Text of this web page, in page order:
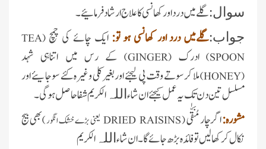
سوال:گلے میں درد اور کھانسی کا علاج ارشاد فرمائیے ۔
جواب:گلےمیں درد اور کھانسی ہو تو: ایک چائے کی چمچ (
TEA
SPOON
)ادرک (
GINGER
)کے رس میں اتناہی شہد
(
HONEY
)ملا کر سوتے وقت پی لیجئے اور بغیر کلی وغیرہ کئے سو جایئے اور
مسلسل تین دن تک یہ عمل کیجئے ان شاءاللہ الکریم شفا حاصل ہوگی۔
مشورہ:اگر چار مُنَقّٰی(
DRIED RAISINS یعنی بڑے خشک انگور )بھی بیج
نکال کر کھا لیں تو فائدہ بڑھ جائے گا۔ ان شاءاللہ الکریم